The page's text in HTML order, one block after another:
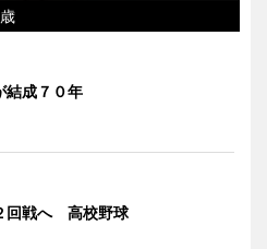
結成７０年
回戦へ 高校野球